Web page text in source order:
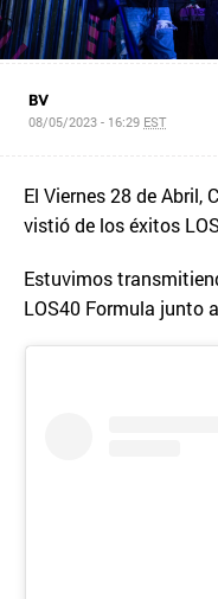
BV
08/05/2023 - 16:29 EST
El Viernes 28 de Abril,
vistió de los éxitos
Estuvimos
LOS40 Formula junto